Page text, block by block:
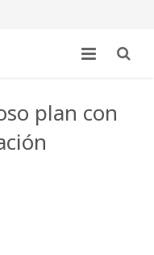
plan con